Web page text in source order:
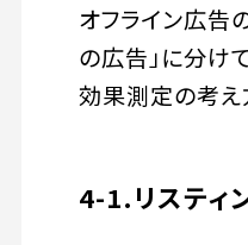
オフライン広告
の広告」に分け
効果測定の考え
4-1.リスティ